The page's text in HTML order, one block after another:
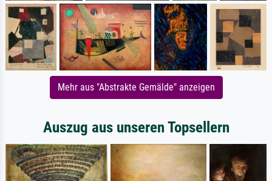
Mehr aus "Abstrakte Gemälde" anzeigen
Auszug aus unseren Topsellern